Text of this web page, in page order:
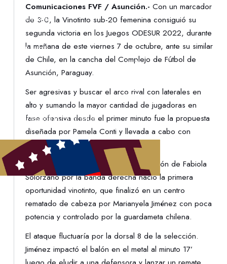
NORMATIVAS
CONTACTO
PROTECCIÓN DE LA INFANCIA
Comunicaciones FVF / Asunción.- Con un marcador
de 3-0, la Vinotinto sub-20 femenina consiguió su
segunda victoria en los Juegos ODESUR 2022, durante
la mañana de este viernes 7 de octubre, ante su similar
de Chile, en la cancha del Complejo de Fútbol de
Asunción, Paraguay.
Ser agresivas y buscar el arco rival con laterales en
alto y sumando la mayor cantidad de jugadoras en
fase ofensiva desde el primer minuto fue la propuesta
diseñada por Pamela Conti y llevada a cabo con
inmediatez.
Seis minutos pasaron y en una proyección de Fabiola
Solórzano por la banda derecha nació la primera
oportunidad vinotinto, que finalizó en un centro
rematado de cabeza por Marianyela Jiménez con poca
potencia y controlado por la guardameta chilena.
El ataque fluctuaría por la dorsal 8 de la selección.
Jiménez impactó el balón en el metal al minuto 17’